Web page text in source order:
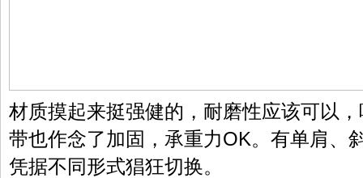
材质摸起来挺强健的，耐磨性应该可以
带也作念了加固，承重力OK。有单肩、
凭据不同形式猖狂切换。